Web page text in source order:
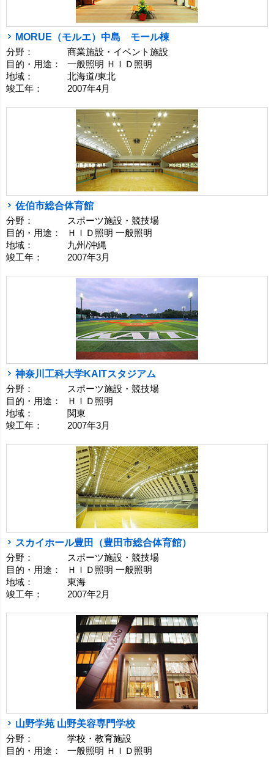
MORUE（モルエ）中島 モール棟
分野：
商業施設・イベント施設
目的・用途：
一般照明 ＨＩＤ照明
地域：
北海道/東北
竣工年：
2007年4月
佐伯市総合体育館
分野：
スポーツ施設・競技場
目的・用途：
ＨＩＤ照明 一般照明
地域：
九州/沖縄
竣工年：
2007年3月
神奈川工科大学KAITスタジアム
分野：
スポーツ施設・競技場
目的・用途：
ＨＩＤ照明
地域：
関東
竣工年：
2007年3月
スカイホール豊田（豊田市総合体育館）
分野：
スポーツ施設・競技場
目的・用途：
ＨＩＤ照明 一般照明
地域：
東海
竣工年：
2007年2月
山野学苑 山野美容専門学校
分野：
学校・教育施設
目的・用途：
一般照明 ＨＩＤ照明